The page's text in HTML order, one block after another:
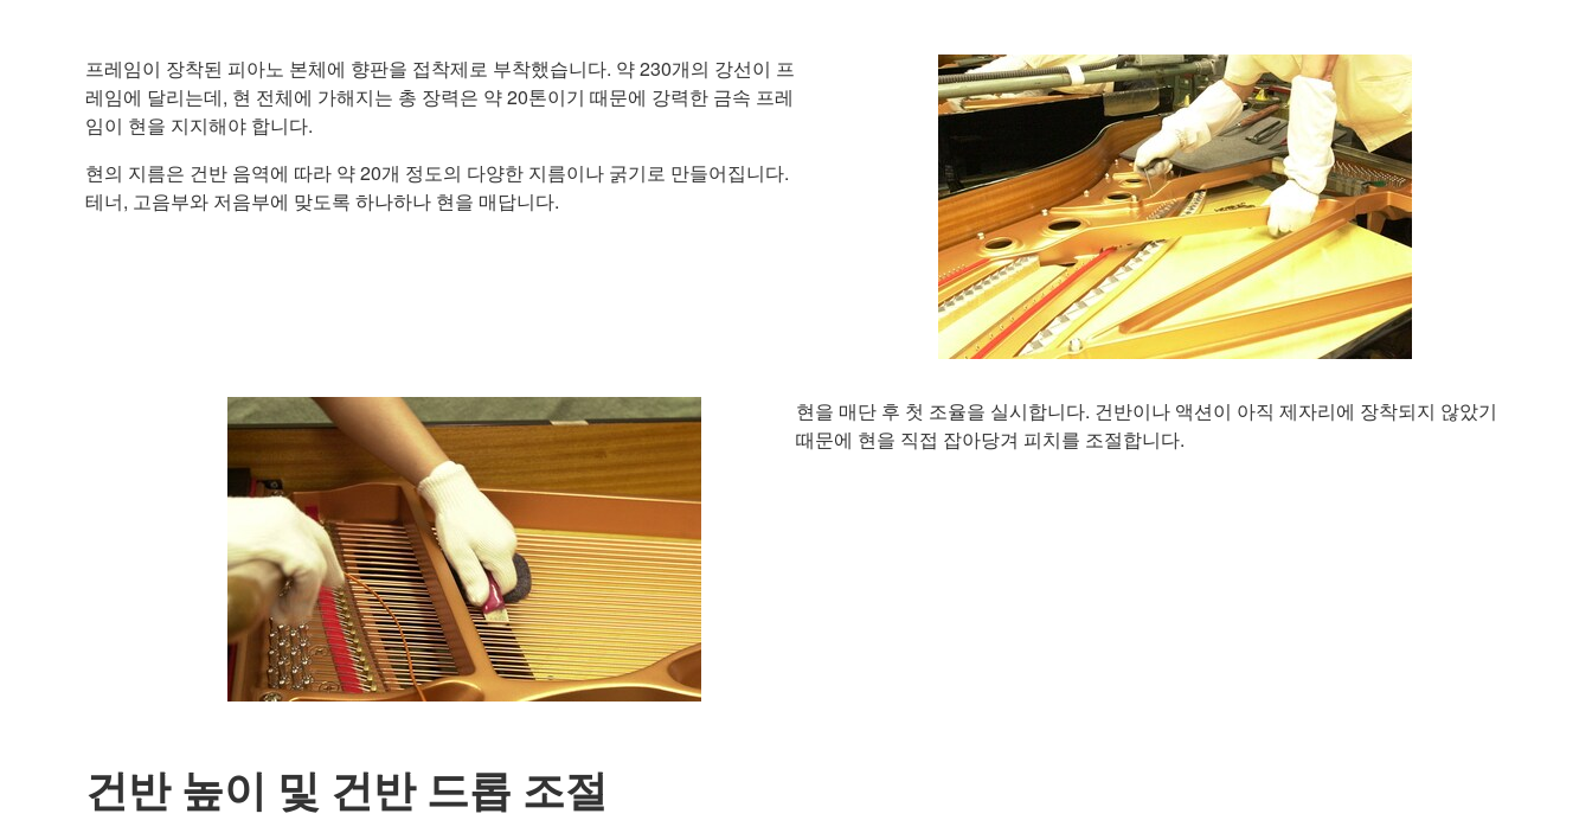
프레임이 장착된 피아노 본체에 향판을 접착제로 부착했습니다. 약 230개의 강선이 프
레임에 달리는데, 현 전체에 가해지는 총 장력은 약 20톤이기 때문에 강력한 금속 프레
임이 현을 지지해야 합니다.
현의 지름은 건반 음역에 따라 약 20개 정도의 다양한 지름이나 굵기로 만들어집니다.
테너, 고음부와 저음부에 맞도록 하나하나 현을 매답니다.
현을 매단 후 첫 조율을 실시합니다. 건반이나 액션이 아직 제자리에 장착되지 않았기
때문에 현을 직접 잡아당겨 피치를 조절합니다.
건반 높이 및 건반 드롭 조절